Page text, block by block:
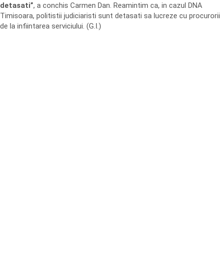
detasati”, a conchis Carmen Dan. Reamintim ca, in cazul DNA
Timisoara, politistii judiciaristi sunt detasati sa lucreze cu procurorii
de la infiintarea serviciului. (G.I.)